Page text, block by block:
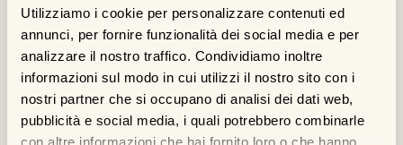
Utilizziamo i cookie per personalizzare contenuti ed
annunci, per fornire funzionalità dei social media e per
analizzare il nostro traffico. Condividiamo inoltre
informazioni sul modo in cui utilizzi il nostro sito con i
nostri partner che si occupano di analisi dei dati web,
pubblicità e social media, i quali potrebbero combinarle
con altre informazioni che hai fornito loro o che hanno
inabitabili”, tra gli scatti esposti anche le
foto dell’Archivio Italgas